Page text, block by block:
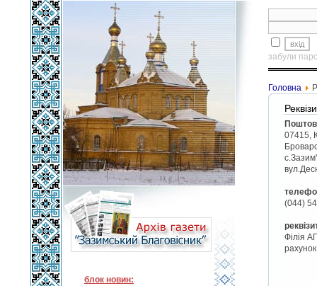
блок новин:
забули
Головна
07415,
(044)
Філія